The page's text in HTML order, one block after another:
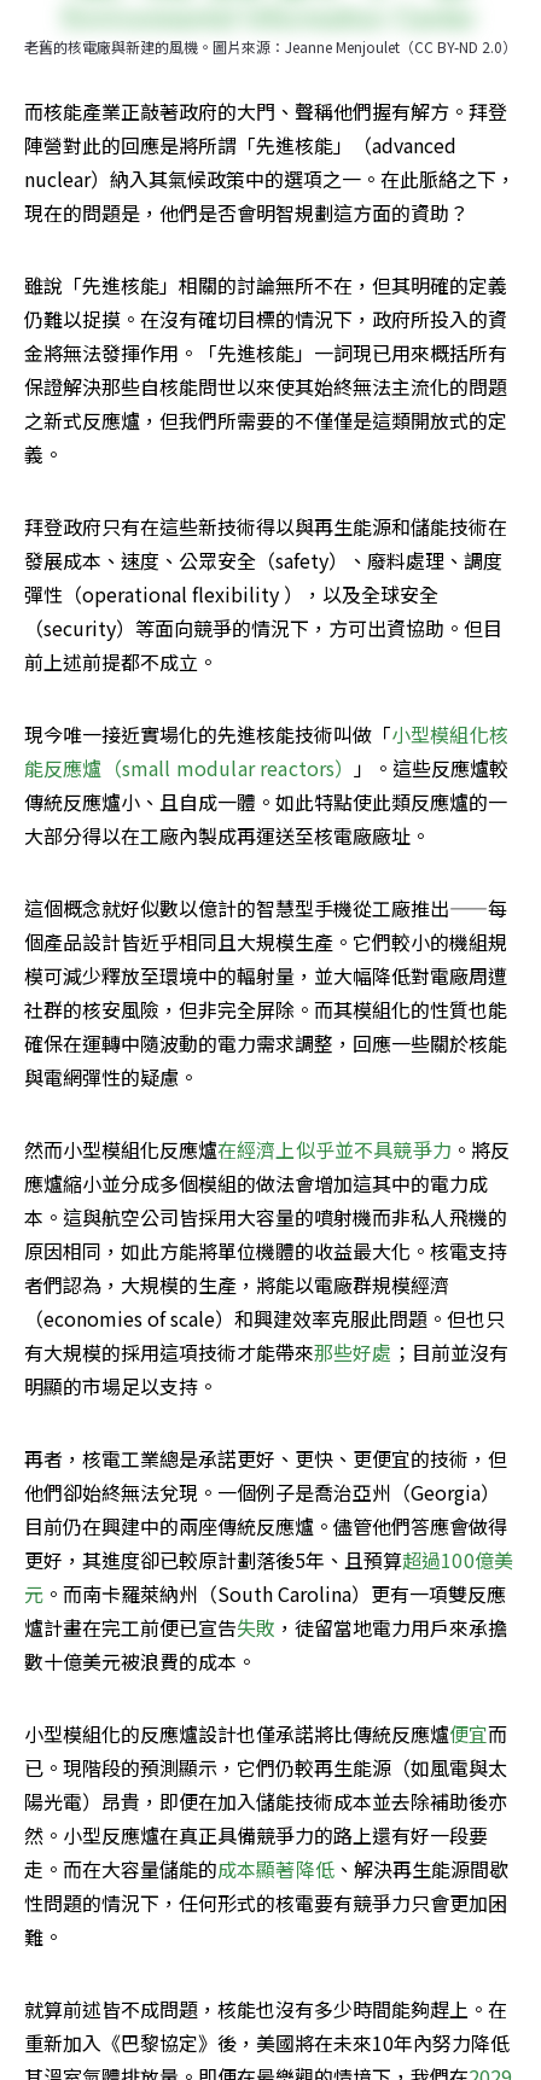
老舊的核電廠與新建的風機。圖片來源：Jeanne Menjoulet（CC BY-ND 2.0）
而核能產業正敲著政府的大門、聲稱他們握有解方。拜登
陣營對此的回應是將所謂「先進核能」（advanced
nuclear）納入其氣候政策中的選項之一。在此脈絡之下，
現在的問題是，他們是否會明智規劃這方面的資助？
雖說「先進核能」相關的討論無所不在，但其明確的定義
仍難以捉摸。在沒有確切目標的情況下，政府所投入的資
金將無法發揮作用。「先進核能」一詞現已用來概括所有
保證解決那些自核能問世以來使其始終無法主流化的問題
之新式反應爐，但我們所需要的不僅僅是這類開放式的定
義。
拜登政府只有在這些新技術得以與再生能源和儲能技術在
發展成本、速度、公眾安全（safety）、廢料處理、調度
彈性（operational flexibility ），以及全球安全
（security）等面向競爭的情況下，方可出資協助。但目
前上述前提都不成立。
現今唯一接近實場化的先進核能技術叫做「小型模組化核
能反應爐（small modular reactors）」。這些反應爐較
傳統反應爐小、且自成一體。如此特點使此類反應爐的一
大部分得以在工廠內製成再運送至核電廠廠址。
這個概念就好似數以億計的智慧型手機從工廠推出——每
個產品設計皆近乎相同且大規模生產。它們較小的機組規
模可減少釋放至環境中的輻射量，並大幅降低對電廠周遭
社群的核安風險，但非完全屏除。而其模組化的性質也能
確保在運轉中隨波動的電力需求調整，回應一些關於核能
與電網彈性的疑慮。
然而小型模組化反應爐在經濟上似乎並不具競爭力 。將反
應爐縮小並分成多個模組的做法會增加這其中的電力成
本。這與航空公司皆採用大容量的噴射機而非私人飛機的
原因相同，如此方能將單位機體的收益最大化。核電支持
者們認為，大規模的生產，將能以電廠群規模經濟
（economies of scale）和興建效率克服此問題。但也只
有大規模的採用這項技術才能帶來那些好處 ；目前並沒有
明顯的市場足以支持。
再者，核電工業總是承諾更好、更快、更便宜的技術，但
他們卻始終無法兌現。一個例子是喬治亞州（Georgia）
目前仍在興建中的兩座傳統反應爐。儘管他們答應會做得
更好，其進度卻已較原計劃落後5年、且預算超過100億美
元 。而南卡羅萊納州（South Carolina）更有一項雙反應
爐計畫在完工前便已宣告失敗 ，徒留當地電力用戶來承擔
數十億美元被浪費的成本。
小型模組化的反應爐設計也僅承諾將比傳統反應爐便宜而
已。現階段的預測顯示，它們仍較再生能源（如風電與太
陽光電）昂貴，即便在加入儲能技術成本並去除補助後亦
然。小型反應爐在真正具備競爭力的路上還有好一段要
走。而在大容量儲能的成本顯著降低、解決再生能源間歇
性問題的情況下，任何形式的核電要有競爭力只會更加困
難。
就算前述皆不成問題，核能也沒有多少時間能夠趕上。在
重新加入《巴黎協定》後，美國將在未來10年內努力降低